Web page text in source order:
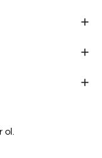
ol.